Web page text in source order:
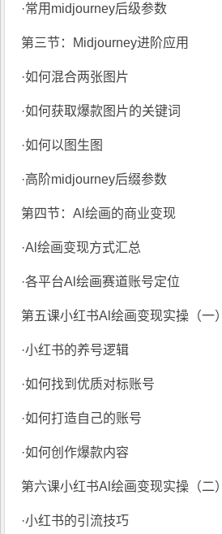
·常用midjourney后级参数
第三节：Midjourney进阶应用
·如何混合两张图片
·如何获取爆款图片的关键词
·如何以图生图
·高阶midjourney后缀参数
第四节：Al绘画的商业变现
·Al绘画变现方式汇总
·各平台Al绘画赛道账号定位
第五课小红书Al绘画变现实操（一）
·小红书的养号逻辑
·如何找到优质对标账号
·如何打造自己的账号
·如何创作爆款内容
第六课小红书Al绘画变现实操（二）
·小红书的引流技巧